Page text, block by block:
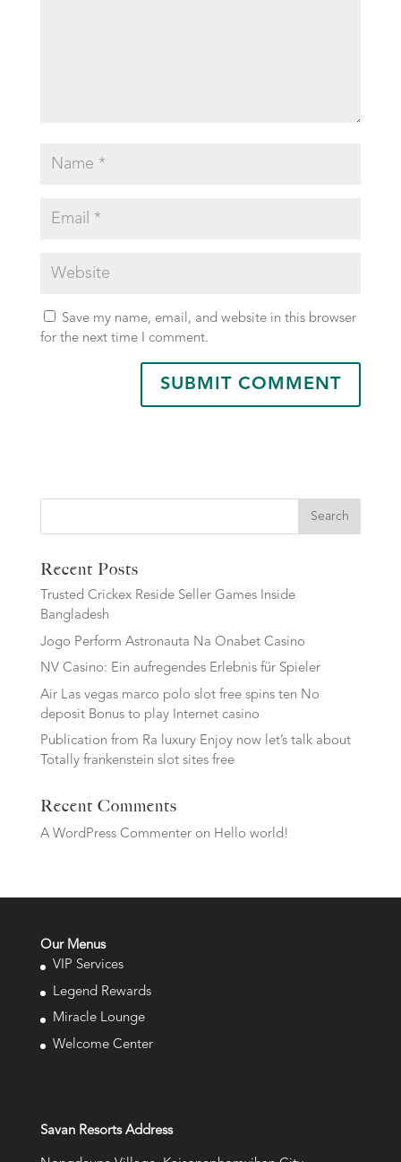
Save my name, email, and website in this browser
for the next time I comment.
Search
Recent Posts
Trusted Crickex Reside Seller Games Inside
Bangladesh
Jogo Perform Astronauta Na Onabet Casino
NV Casino: Ein aufregendes Erlebnis für Spieler
Air Las vegas marco polo slot free spins ten No
deposit Bonus to play Internet casino
Publication from Ra luxury Enjoy now let’s talk about
Totally frankenstein slot sites free
Recent Comments
A WordPress Commenteron Hello world!
Our Menus
VIP Services
Legend Rewards
Miracle Lounge
Welcome Center
Savan Resorts Address